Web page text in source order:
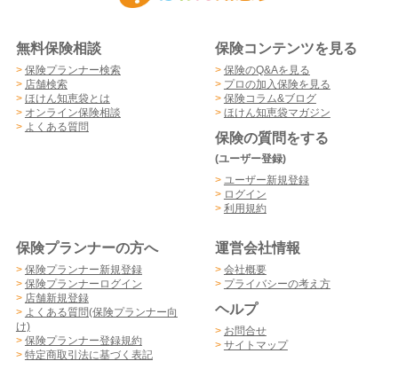
無料保険相談
> 保険プランナー検索
> 店舗検索
> ほけん知恵袋とは
> オンライン保険相談
> よくある質問
保険コンテンツを見る
> 保険のQ&Aを見る
> プロの加入保険を見る
> 保険コラム&ブログ
> ほけん知恵袋マガジン
保険の質問をする
(ユーザー登録)
> ユーザー新規登録
> ログイン
> 利用規約
保険プランナーの方へ
> 保険プランナー新規登録
> 保険プランナーログイン
> 店舗新規登録
> よくある質問(保険プランナー向
け)
> 保険プランナー登録規約
> 特定商取引法に基づく表記
運営会社情報
> 会社概要
> プライバシーの考え方
ヘルプ
> お問合せ
> サイトマップ